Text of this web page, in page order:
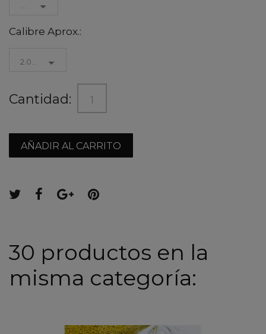
60 cm
Calibre Aprox.:
2.00mm
Cantidad:
AÑADIR AL CARRITO
30 productos en la
misma categoría: